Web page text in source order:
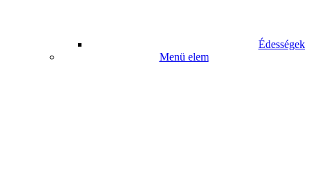
Édességek
Menü elem